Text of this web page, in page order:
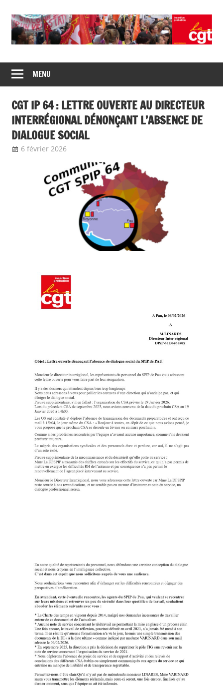
CGT
insertion
probation
de
syndicats
CGT
insertion
probation
MENU
CGT IP 64 : LETTRE OUVERTE AU DIRECTEUR
INTERRÉGIONAL DÉNONÇANT L’ABSENCE DE
DIALOGUE SOCIAL
6 février 2026